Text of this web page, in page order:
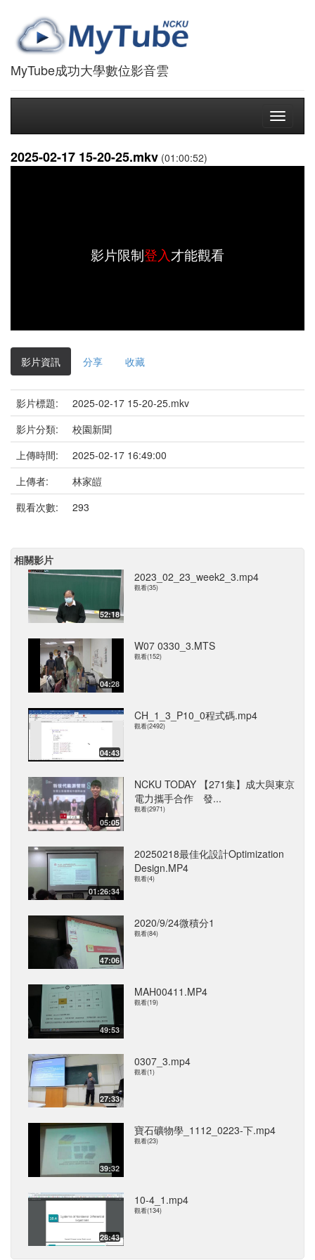
MyTube成功大學數位影音雲
Toggle
2025-02-17 15-20-25.mkv (01:00:52)
影片限制登入才能觀看
影片資訊 分享 收藏
影片標題:
2025-02-17 15-20-25.mkv
影片分類:
校園新聞
上傳時間:
2025-02-17 16:49:00
上傳者:
林家皚
觀看次數:
293
相關影片
52:18
2023_02_23_week2_3.mp4
觀看(35)
04:28
W07 0330_3.MTS
觀看(152)
04:43
CH_1_3_P10_0程式碼.mp4
觀看(2492)
05:05
NCKU TODAY 【271集】成大與東京
電力攜手合作 發...
觀看(2971)
01:26:34
20250218最佳化設計Optimization
Design.MP4
觀看(4)
47:06
2020/9/24微積分1
觀看(84)
49:53
MAH00411.MP4
觀看(19)
27:33
0307_3.mp4
觀看(1)
39:32
寶石礦物學_1112_0223-下.mp4
觀看(23)
28:43
10-4_1.mp4
觀看(134)